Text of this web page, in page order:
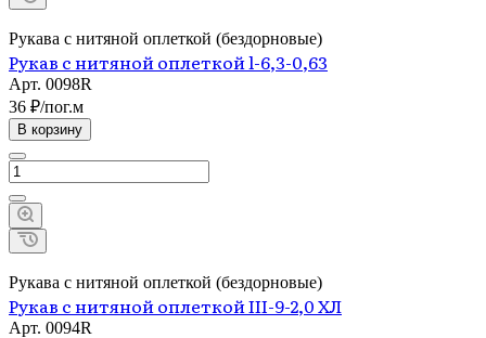
Рукава с нитяной оплеткой (бездорновые)
Рукав с нитяной оплеткой l-6,3-0,63
Арт. 0098R
36 ₽/пог.м
В корзину
Рукава с нитяной оплеткой (бездорновые)
Рукав с нитяной оплеткой III-9-2,0 ХЛ
Арт. 0094R